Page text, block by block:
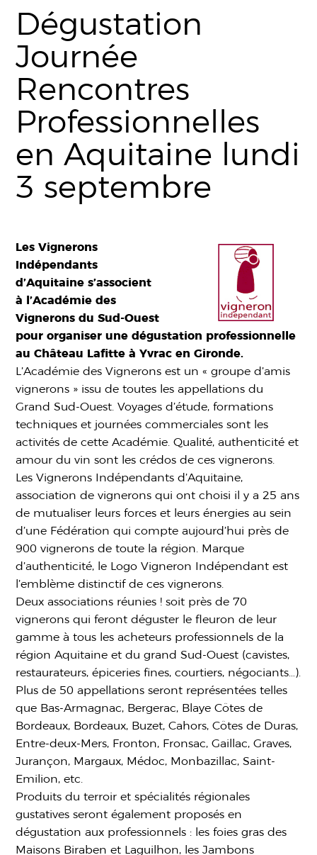
Dégustation
Journée
Rencontres
Professionnelles
en Aquitaine lundi
3 septembre
Les Vignerons
Indépendants
d’Aquitaine s’associent
à l’Académie des
Vignerons du Sud-Ouest
pour organiser une dégustation professionnelle
au Château Lafitte à Yvrac en Gironde.
L’Académie des Vignerons est un « groupe d’amis
vignerons » issu de toutes les appellations du
Grand Sud-Ouest. Voyages d’étude, formations
techniques et journées commerciales sont les
activités de cette Académie. Qualité, authenticité et
amour du vin sont les crédos de ces vignerons.
Les Vignerons Indépendants d’Aquitaine,
association de vignerons qui ont choisi il y a 25 ans
de mutualiser leurs forces et leurs énergies au sein
d’une Fédération qui compte aujourd’hui près de
900 vignerons de toute la région. Marque
d’authenticité, le Logo Vigneron Indépendant est
l’emblème distinctif de ces vignerons.
Deux associations réunies ! soit près de 70
vignerons qui feront déguster le fleuron de leur
gamme à tous les acheteurs professionnels de la
région Aquitaine et du grand Sud-Ouest (cavistes,
restaurateurs, épiceries fines, courtiers, négociants…).
Plus de 50 appellations seront représentées telles
que Bas-Armagnac, Bergerac, Blaye Côtes de
Bordeaux, Bordeaux, Buzet, Cahors, Côtes de Duras,
Entre-deux-Mers, Fronton, Fronsac, Gaillac, Graves,
Jurançon, Margaux, Médoc, Monbazillac, Saint-
Emilion, etc.
Produits du terroir et spécialités régionales
gustatives seront également proposés en
dégustation aux professionnels : les foies gras des
Maisons Biraben et Laguilhon, les Jambons